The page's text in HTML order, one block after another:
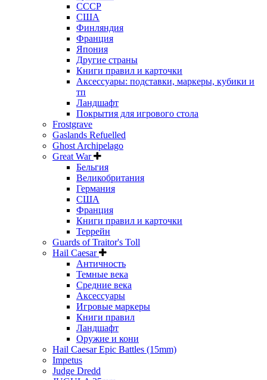
СССР
США
Финляндия
Франция
Япония
Другие страны
Книги правил и карточки
Аксессуары: подставки, маркеры, кубики и
тп
Ландшафт
Покрытия для игрового стола
Frostgrave
Gaslands Refuelled
Ghost Archipelago
Great War
Бельгия
Великобритания
Германия
США
Франция
Книги правил и карточки
Террейн
Guards of Traitor's Toll
Hail Caesar
Античность
Темные века
Средние века
Аксессуары
Игровые маркеры
Книги правил
Ландшафт
Оружие и кони
Hail Caesar Epic Battles (15mm)
Impetus
Judge Dredd